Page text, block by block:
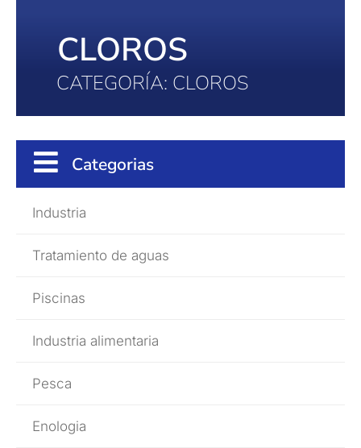
CLOROS
CATEGORÍA: CLOROS
Categorias
Industria
Tratamiento de aguas
Piscinas
Industria alimentaria
Pesca
Enologia